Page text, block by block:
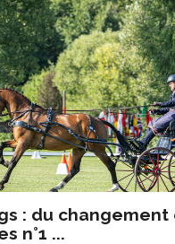
: du
n°1 ...